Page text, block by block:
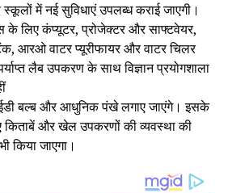
स्कूलों में नई सुविधाएं उपलब्ध कराई जाएगी।
के लिए कंप्यूटर, प्रोजेक्टर और साफ्टवेयर,
आरओ वाटर प्यूरीफायर और वाटर चिलर
लैब उपकरण के साथ विज्ञान प्रयोगशाला
बल्ब और आधुनिक पंखे लगाए जाएंगे। इसके
किताबें और खेल उपकरणों की व्यवस्था की
किया जाएगा।